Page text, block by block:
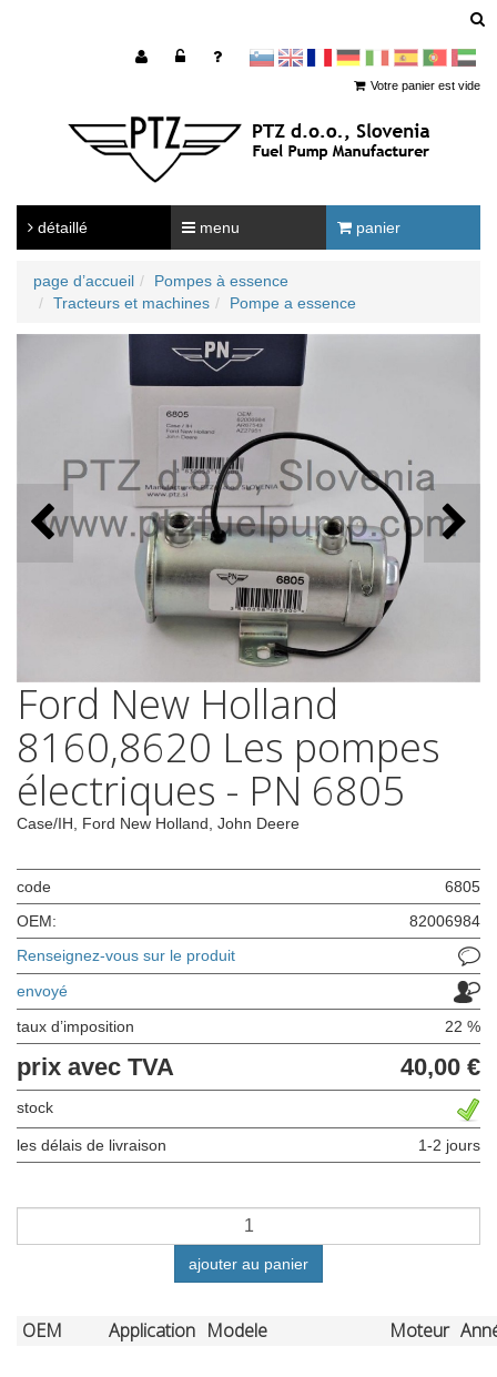
sl en francoščina
Nemščina
Italijanščina
Španščina
PortugalArabščina
Votre panier est vide
détaillé menu panier
page d’accueil
Pompes à essence
Tracteurs et machines
Pompe a essence
Ford New Holland
8160,8620 Les pompes
électriques - PN 6805
Case/IH, Ford New Holland, John Deere
code
6805
OEM:
82006984
Renseignez-vous sur le produit
envoyé
taux d’imposition 22 %
prix avec TVA 40,00 €
stock
les délais de livraison 1-2 jours
ajouter au panier
OEM Application Modele Moteur